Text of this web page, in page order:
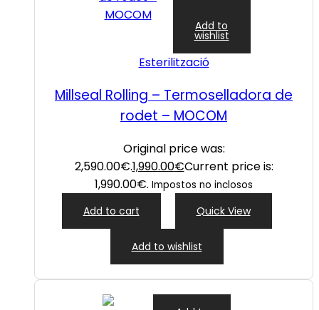
Add to
wishlist
Esterilització
Millseal Rolling – Termoselladora de
rodet – MOCOM
Original price was:
2,590.00€.1,990.00€Current price is:
1,990.00€. Impostos no inclosos
Add to cart Quick View
Add to wishlist